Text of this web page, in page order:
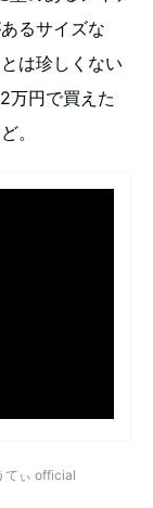
るサイズな
は珍しくない
万円で買えた
。
てぃ official